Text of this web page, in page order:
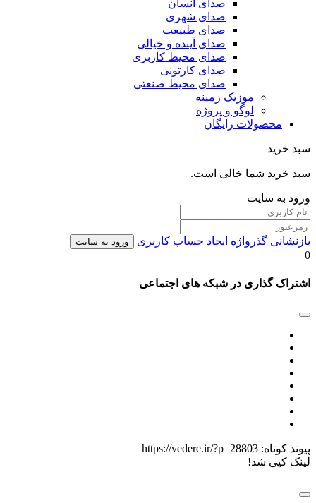
صدای انسان
صدای شهری
صدای طبیعت
صدای آینده و خیالی
صدای محیط کاربری
صدای کارتونی
صدای محیط صنعتی
موزیک زمینه
لوگو و پروژه
محصولات رایگان
سبد خرید
سبد خرید شما خالی است.
ورود به سایت
بازنشانی گذرواژه ایجاد حساب کاربری ورود به سایت
0
اشتراک گذاری در شبکه های اجتماعی
پیوند کوتاه: https://vedere.ir/?p=28803
لینک کپی شد!